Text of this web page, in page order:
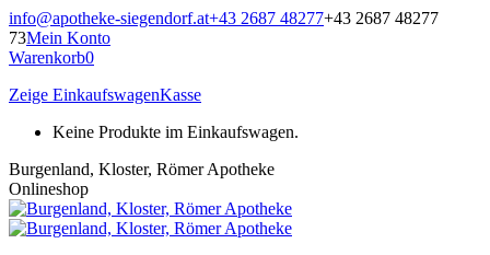
Zum
Inhalt
springen
info@apotheke-siegendorf.at+43 2687 48277+43 2687 48277
73Mein Konto
Warenkorb0
Zeige EinkaufswagenKasse
Keine Produkte im Einkaufswagen.
Burgenland, Kloster, Römer Apotheke
Onlineshop